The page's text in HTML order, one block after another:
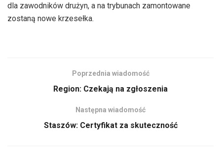
dla zawodników drużyn, a na trybunach zamontowane
zostaną nowe krzesełka.
Poprzednia wiadomość
Region: Czekają na zgłoszenia
Następna wiadomość
Staszów: Certyfikat za skuteczność